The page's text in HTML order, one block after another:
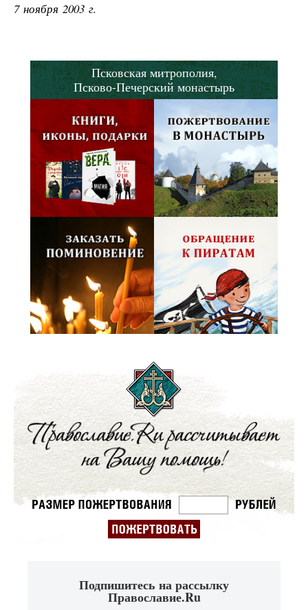
7 ноября 2003 г.
Псковская митрополия,
Псково-Печерский монастырь
Подпишитесь на рассылку
Православие.Ru